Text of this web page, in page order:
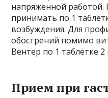
напряженной работой.
принимать по 1
возбуждения. Для
обострений помимо
Вентер по 1 таблетке 2
Прием при